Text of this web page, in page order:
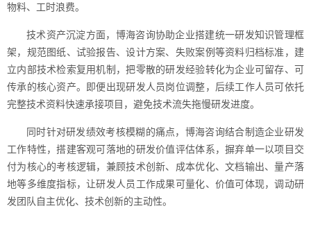
物料、工时浪费。
技术资产沉淀方面，博海咨询协助企业搭建统一研发知识管理框
架，规范图纸、试验报告、设计方案、失败案例等资料归档标准，建
立内部技术检索复用机制，把零散的研发经验转化为企业可留存、可
传承的核心资产。即便出现研发人员岗位调整，后续工作人员可依托
完整技术资料快速承接项目，避免技术流失拖慢研发进度。
同时针对研发绩效考核模糊的痛点，博海咨询结合制造企业研发
工作特性，搭建客观可落地的研发价值评估体系，摒弃单一以项目交
付为核心的考核逻辑，兼顾技术创新、成本优化、文档输出、量产落
地等多维度指标，让研发人员工作成果可量化、价值可体现，调动研
发团队自主优化、技术创新的主动性。